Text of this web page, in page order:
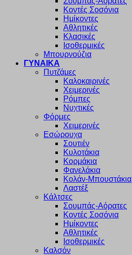
Κοντές Σοσόνια
Ημίκοντες
Αθλητικές
Κλασικές
Ισοθερμικές
Μπουρνούζια
ΓΥΝΑΙΚΑ
Πυτζάμες
Καλοκαιρινές
Χειμερινές
Ρόμπες
Νυχτικές
Φόρμες
Χειμερινές
Εσώρουχα
Σουτιέν
Κυλοτάκια
Κορμάκια
Φανελάκια
Κολάν-Μπουστάκια
Λαστέξ
Κάλτσες
Σουμπάς-Αόρατες
Κοντές Σοσόνια
Ημίκοντες
Αθλητικές
Ισοθερμικές
Καλσόν